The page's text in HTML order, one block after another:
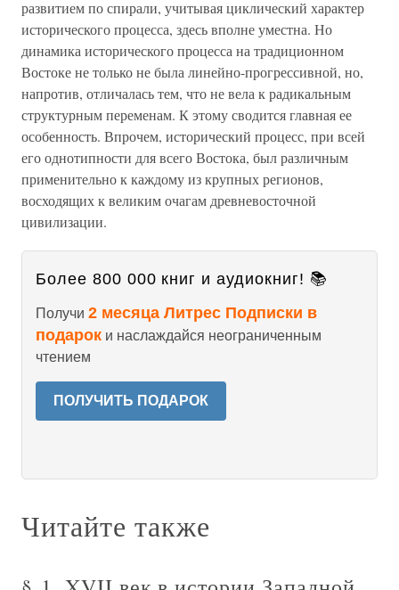
развитием по спирали, учитывая циклический характер
исторического процесса, здесь вполне уместна. Но
динамика исторического процесса на традиционном
Востоке не только не была линейно-прогрессивной, но,
напротив, отличалась тем, что не вела к радикальным
структурным переменам. К этому сводится главная ее
особенность. Впрочем, исторический процесс, при всей
его однотипности для всего Востока, был различным
применительно к каждому из крупных регионов,
восходящих к великим очагам древневосточной
цивилизации.
Более 800 000 книг и аудиокниг! 📚
Получи 2 месяца Литрес Подписки в
подарок и наслаждайся неограниченным
чтением
ПОЛУЧИТЬ ПОДАРОК
Читайте также